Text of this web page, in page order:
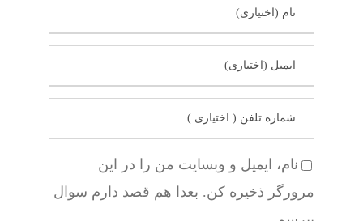
نام، ایمیل و وبسایت من را در این
مرورگر ذخیره کن. بعدا هم قصد دارم سوال